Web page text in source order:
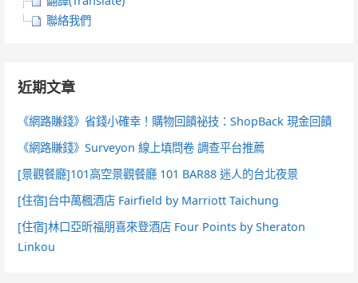
聯絡我們
近期文章
《網路賺錢》省錢小確幸！購物回饋祕技：ShopBack 現金回饋
《網路賺錢》Surveyon 線上填問卷 調查平台推薦
[景觀餐廳]101高空景觀餐廳 101 BAR88 迷人的台北夜景
[住宿]台中萬楓酒店 Fairfield by Marriott Taichung
[住宿]林口亞昕福朋喜來登酒店 Four Points by Sheraton
Linkou